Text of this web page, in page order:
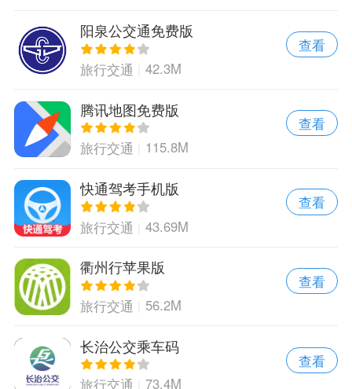
阳泉公交通免费版
旅行交通 42.3M
查看
腾讯地图免费版
旅行交通 115.8M
查看
快通驾考手机版
旅行交通 43.69M
查看
衢州行苹果版
旅行交通 56.2M
查看
长治公交乘车码
旅行交通 73.4M
查看